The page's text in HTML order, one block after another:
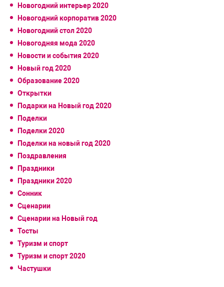
Новогодний интерьер 2020
Новогодний корпоратив 2020
Новогодний стол 2020
Новогодняя мода 2020
Новости и события 2020
Новый год 2020
Образование 2020
Открытки
Подарки на Новый год 2020
Поделки
Поделки 2020
Поделки на новый год 2020
Поздравления
Праздники
Праздники 2020
Сонник
Сценарии
Сценарии на Новый год
Тосты
Туризм и спорт
Туризм и спорт 2020
Частушки